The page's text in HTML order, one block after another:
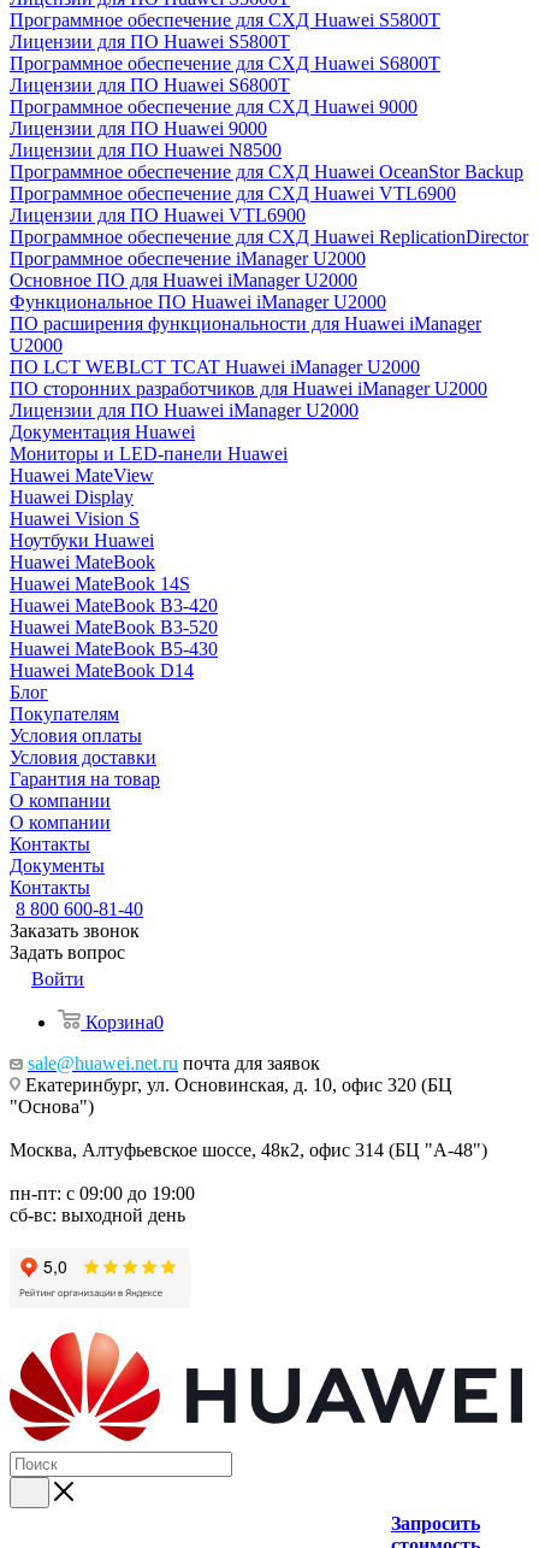
Программное обеспечение для СХД Huawei S5800T
Лицензии для ПО Huawei S5800T
Программное обеспечение для СХД Huawei S6800T
Лицензии для ПО Huawei S6800T
Программное обеспечение для СХД Huawei 9000
Лицензии для ПО Huawei 9000
Лицензии для ПО Huawei N8500
Программное обеспечение для СХД Huawei OceanStor Backup
Программное обеспечение для СХД Huawei VTL6900
Лицензии для ПО Huawei VTL6900
Программное обеспечение для СХД Huawei ReplicationDirector
Программное обеспечение iManager U2000
Основное ПО для Huawei iManager U2000
Функциональное ПО Huawei iManager U2000
ПО расширения функциональности для Huawei iManager
U2000
ПО LCT WEBLCT TCAT Huawei iManager U2000
ПО сторонних разработчиков для Huawei iManager U2000
Лицензии для ПО Huawei iManager U2000
Документация Huawei
Мониторы и LED-панели Huawei
Huawei MateView
Huawei Display
Huawei Vision S
Ноутбуки Huawei
Huawei MateBook
Huawei MateBook 14S
Huawei MateBook B3-420
Huawei MateBook B3-520
Huawei MateBook B5-430
Huawei MateBook D14
Блог
Покупателям
Условия оплаты
Условия доставки
Гарантия на товар
О компании
О компании
Контакты
Документы
Контакты
8 800 600-81-40
Заказать звонок
Задать вопрос
Войти
Корзина0
sale@huawei.net.ru почта для заявок
Екатеринбург, ул. Основинская, д. 10, офис 320 (БЦ
"Основа")
Москва, Алтуфьевское шоссе, 48к2, офис 314 (БЦ "А-48")
пн-пт: с 09:00 до 19:00
сб-вс: выходной день
Запросить